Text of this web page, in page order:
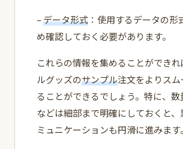
–データ形式 ：使用するデータの形
め確認しておく必要があります。
これらの情報を集めることができれ
ルグッズのサンプル注文をよりスム
ることができるでしょう。特に、数
などは細部まで明確にしておくと、
ミュニケーションも円滑に進みます。